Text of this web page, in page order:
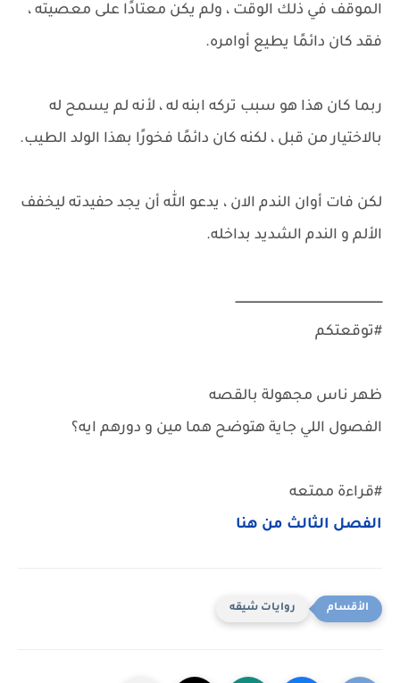
الموقف في ذلك الوقت ، ولم يكن معتادًا على معصيته ،
فقد كان دائمًا يطيع أوامره.
ربما كان هذا هو سبب تركه ابنه له ، لأنه لم يسمح له
بالاختيار من قبل ، لكنه كان دائمًا فخورًا بهذا الولد الطيب.
لكن فات أوان الندم الان ، يدعو الله أن يجد حفيدته ليخفف
الألم و الندم الشديد بداخله.
ــــــــــــــــــــــــــــــــــــــــــــــــــــــــــــــــــــــــــــــــــ
#توقعتكم
ظهر ناس مجهولة بالقصه
الفصول اللي جاية هتوضح هما مين و دورهم ايه؟
#قراءة ممتعه
الفصل الثالث من هنا
روايات شيقه